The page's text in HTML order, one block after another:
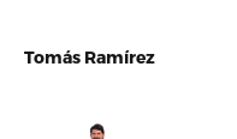
Tomás Ramírez